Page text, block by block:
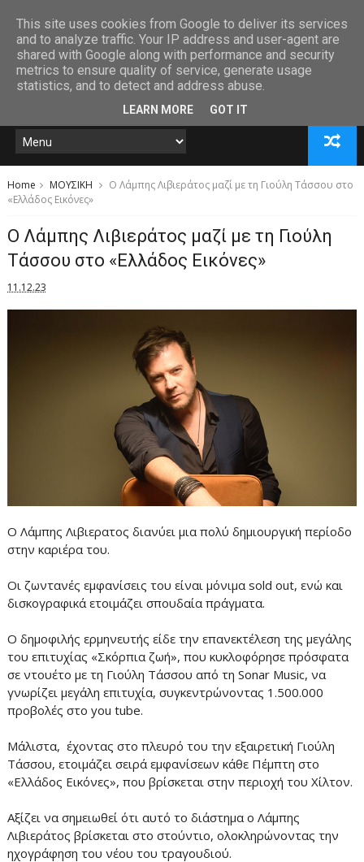
Home ΜΟΥΣΙΚΗ
O Λάμπης Λιβιεράτος μαζί με τη Γιούλη Τάσσου στο
«Ελλάδος Εικόνες»
O Λάμπης Λιβιεράτος μαζί με τη Γιούλη
Τάσσου στο «Ελλάδος Εικόνες»
11.12.23
Ο Λάμπης Λιβιερατος διανύει μια πολύ δημιουργική περίοδο
στην καριέρα του.
Οι ζωντανές εμφανίσεις του είναι μόνιμα sold out, ενώ και
δισκογραφικά ετοιμάζει σπουδαία πράγματα.
Ο δημοφιλής ερμηνευτής είδε την επανεκτέλεση της μεγάλης
του επιτυχίας «Σκόρπια ζωή», που κυκλοφόρησε πρόσφατα
σε ντουέτο με τη Γιούλη Τάσσου από τη Sonar Music, να
γνωρίζει μεγάλη επιτυχία, συγκεντρώνοντας 1.500.000
προβολές στο you tube.
Μάλιστα, έχοντας στο πλευρό του την εξαιρετική Γιούλη
Τάσσου, ετοιμάζει σειρά εμφανίσεων κάθε Πέμπτη στο
«Ελλάδος Εικόνες», που βρίσκεται στην περιοχή του Χίλτον.
Αξίζει να σημειωθεί ότι αυτό το διάστημα ο Λάμπης
Λιβιεράτος βρίσκεται στο στούντιο, ολοκληρώνοντας την
ηχογράφηση του νέου του τραγουδιού.
This site uses cookies from Google to deliver its services
and to analyze traffic. Your IP address and user-agent are
shared with Google along with performance and security
metrics to ensure quality of service, generate usage
statistics, and to detect and address abuse.
LEARN MORE GOT IT